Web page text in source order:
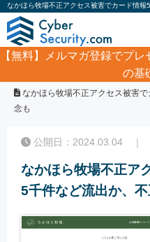
【無料】
メルマガ登録でプ
の基
サイバーセキュリ
なかほら牧場不正アクセス被害
念も
公開日：2024.03.04 ｜
なかほら牧場不正ア
5千件など流出か、